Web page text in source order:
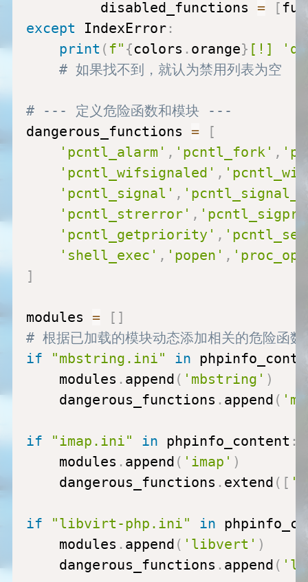
         disabled_functions
= [
except IndexError:
print (f" {colors . orange} [!]
# 如果找不到，就认为禁用列表为空
# --- 定义危险函数和模块 ---
dangerous_functions =
[
'pcntl_alarm' , 'pcntl_fork' ,
'pcntl_wifsignaled' ,
'pcntl_signal' ,
'pcntl_strerror' ,
'pcntl_getpriority' ,
'shell_exec' , 'popen' ,
]
modules = [ ]
# 根据已加载的模块动态添加相关的危险函数
if
"mbstring.ini" in
    modules
. append ( 'mbstring' )
    dangerous_functions
. append (
if "imap.ini" in phpinfo_content :
    modules
. append ( 'imap' )
    dangerous_functions
. extend ( [
if "libvirt-php.ini" in
    modules
. append ( 'libvert' )
    dangerous_functions
. append (